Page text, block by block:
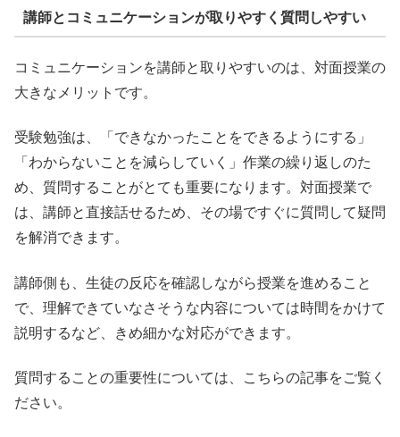
講師とコミュニケーションが取りやすく質問しやすい
コミュニケーションを講師と取りやすいのは、対面授業の
大きなメリットです。
受験勉強は、「できなかったことをできるようにする」
「わからないことを減らしていく」作業の繰り返しのた
め、質問することがとても重要になります。対面授業で
は、講師と直接話せるため、その場ですぐに質問して疑問
を解消できます。
講師側も、生徒の反応を確認しながら授業を進めること
で、理解できていなさそうな内容については時間をかけて
説明するなど、きめ細かな対応ができます。
質問することの重要性については、こちらの記事をご覧く
ださい。